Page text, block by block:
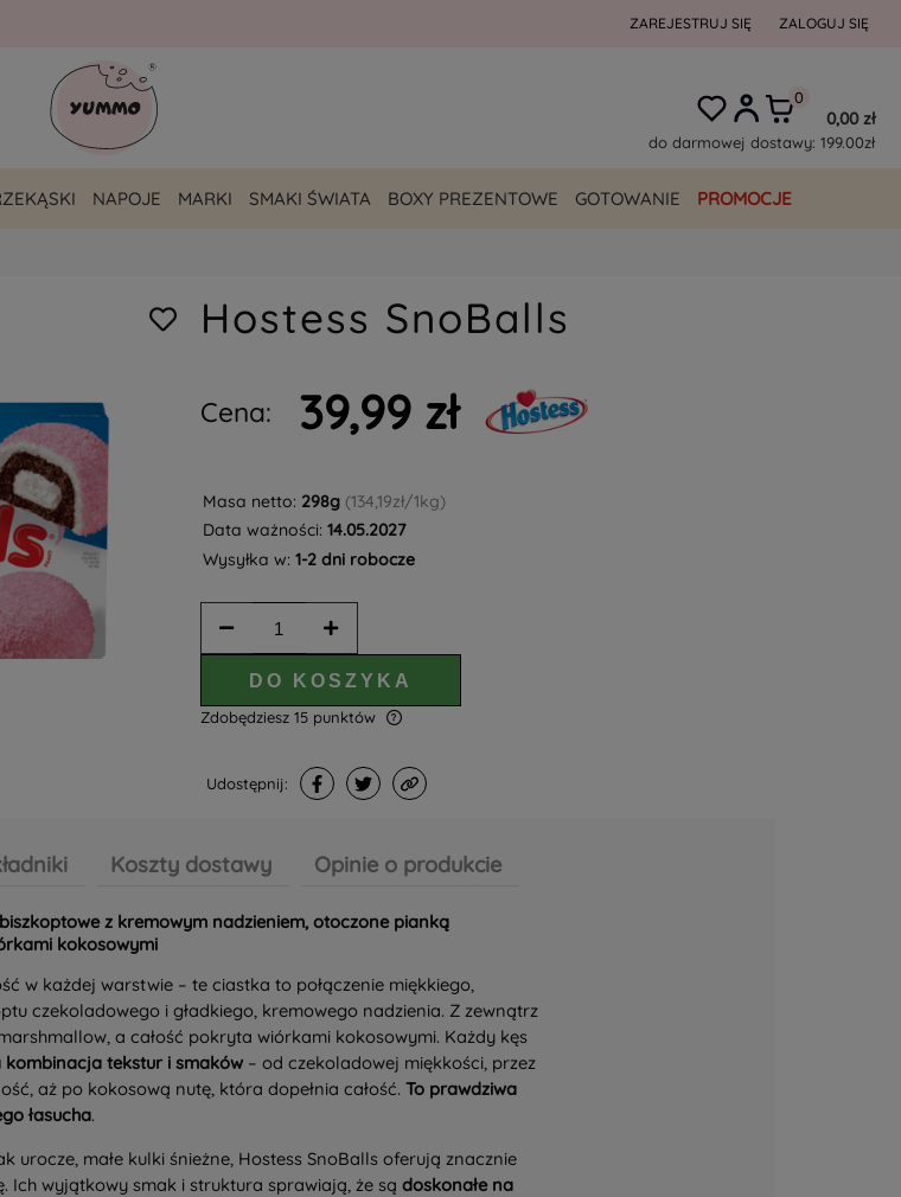
ZAREJESTRUJ SIĘ ZALOGUJ SIĘ
NAPOJE MARKI SMAKI ŚWIATA BOXY PREZENTOWE GOTOWANIE PROMOCJE
0,00 zł
do darmowej dostawy: 199.00zł
Hostess SnoBalls
Cena: 39,99 zł
Masa netto: 298g (134,19zł/1kg)
Data ważności: 14.05.2027
Wysyłka w: 1-2 dni robocze
DO KOSZYKA
Zdobędziesz 15punktów
Udostępnij:
Koszty dostawy Opinie o produkcie
z kremowym nadzieniem, otoczone pianką
kokosowymi
w każdej warstwie – te ciastka to połączenie miękkiego,
czekoladowego i gładkiego, kremowego nadzienia. Z zewnątrz
a całość pokryta wiórkami kokosowymi. Każdy kęs
tekstur i smaków– od czekoladowej miękkości, przez
aż po kokosową nutę, która dopełnia całość. To prawdziwa
łasucha.
urocze, małe kulki śnieżne, Hostess SnoBalls oferują znacznie
Ich wyjątkowy smak i struktura sprawiają, że są doskonałe na